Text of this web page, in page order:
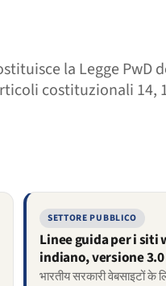
la Legge PwD
costituzionali 14,
SETTORE PUBBLICO
Linee guida per i siti
indiano, versione 3.0
भारतीय सरकारी वेबसाइटों के